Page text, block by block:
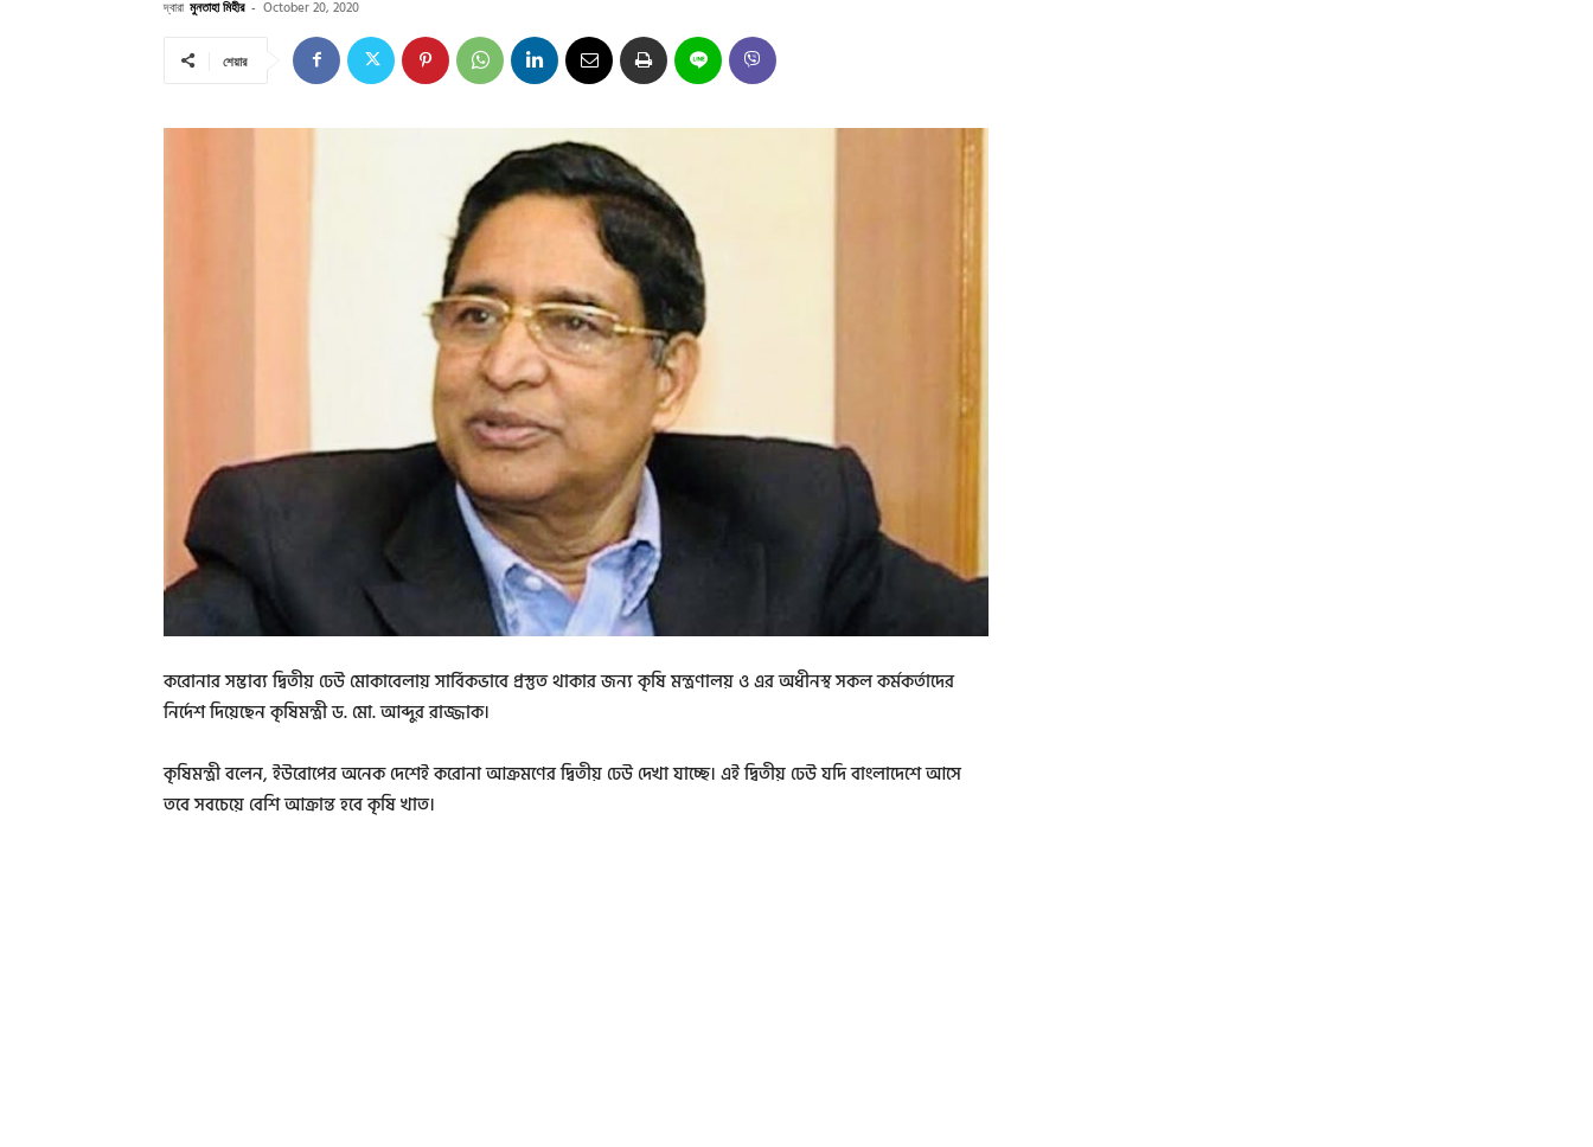
দ্বারা মুনতাহা মিহীর - October 20, 2020
শেয়ার
করোনার সম্ভাব্য দ্বিতীয় ঢেউ মোকাবেলায় সার্বিকভাবে প্রস্তুত থাকার জন্য কৃষি মন্ত্রণালয় ও এর অধীনস্থ সকল কর্মকর্তাদের
নির্দেশ দিয়েছেন কৃষিমন্ত্রী ড. মো. আব্দুর রাজ্জাক।
কৃষিমন্ত্রী বলেন, ইউরোপের অনেক দেশেই করোনা আক্রমণের দ্বিতীয় ঢেউ দেখা যাচ্ছে। এই দ্বিতীয় ঢেউ যদি বাংলাদেশে আসে
তবে সবচেয়ে বেশি আক্রান্ত হবে কৃষি খাত।